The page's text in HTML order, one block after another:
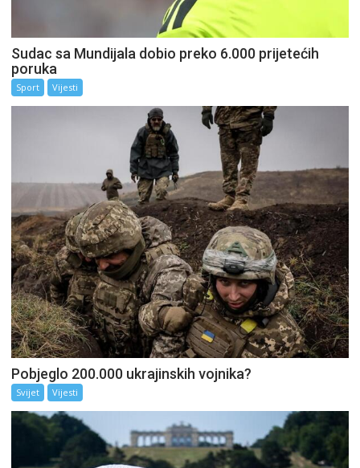
Sudac sa Mundijala dobio preko 6.000 prijetećih
poruka
Sport Vijesti
Pobjeglo 200.000 ukrajinskih vojnika?
Svijet Vijesti